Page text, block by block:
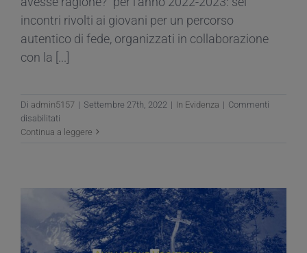
incontri rivolti ai giovani per un percorso
autentico di fede, organizzati in collaborazione
con la [...]
Di admin5157 | Settembre 27th, 2022 | In Evidenza | Commenti
disabilitati
E
avesse
Ragione?
2022/2023
ECCO
Continua a leggere